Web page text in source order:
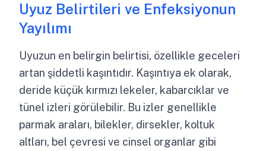
Uyuz Belirtileri ve Enfeksiyonun
Yayılımı
Uyuzun en belirgin belirtisi, özellikle geceleri
artan şiddetli kaşıntıdır. Kaşıntıya ek olarak,
deride küçük kırmızı lekeler, kabarcıklar ve
tünel izleri görülebilir. Bu izler genellikle
parmak araları, bilekler, dirsekler, koltuk
altları, bel çevresi ve cinsel organlar gibi